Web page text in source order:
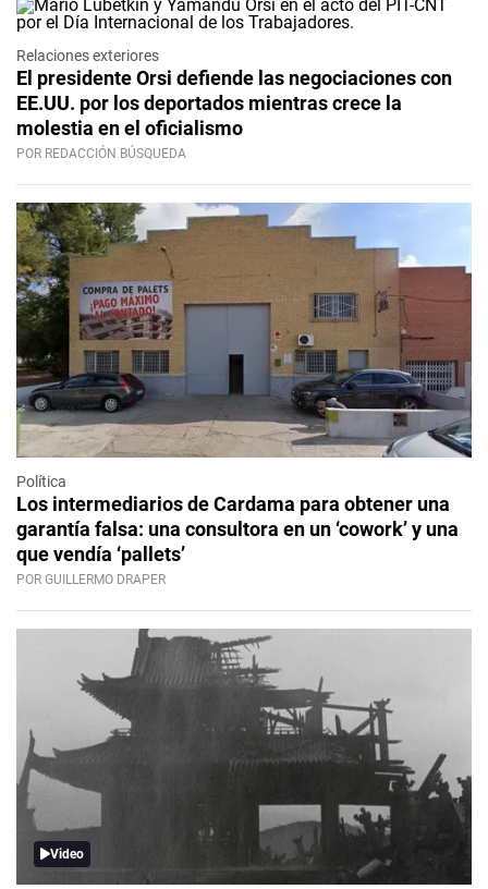
Relaciones exteriores
El presidente Orsi defiende las negociaciones con
EE.UU. por los deportados mientras crece la
molestia en el oficialismo
POR REDACCIÓN BÚSQUEDA
Política
Los intermediarios de Cardama para obtener una
garantía falsa: una consultora en un ‘cowork’ y una
que vendía ‘pallets’
POR GUILLERMO DRAPER
Video